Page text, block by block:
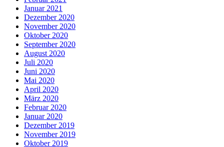
Januar 2021
Dezember 2020
November 2020
Oktober 2020
September 2020
August 2020
Juli 2020
Juni 2020
Mai 2020
April 2020
März 2020
Februar 2020
Januar 2020
Dezember 2019
November 2019
Oktober 2019